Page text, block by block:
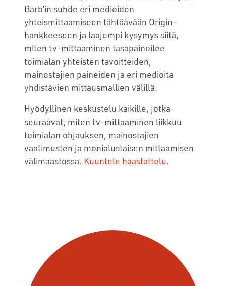
Barb’in suhde eri medioiden
yhteismittaamiseen tähtäävään Origin-
hankkeeseen ja laajempi kysymys siitä,
miten tv-mittaaminen tasapainoilee
toimialan yhteisten tavoitteiden,
mainostajien paineiden ja eri medioita
yhdistävien mittausmallien välillä.
Hyödyllinen keskustelu kaikille, jotka
seuraavat, miten tv-mittaaminen liikkuu
toimialan ohjauksen, mainostajien
vaatimusten ja monialustaisen mittaamisen
välimaastossa. Kuuntele haastattelu.